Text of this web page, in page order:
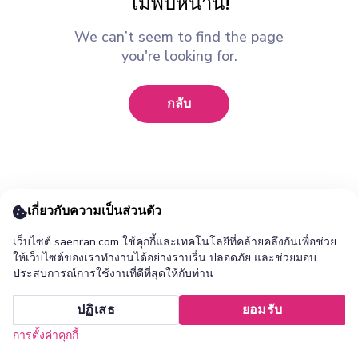
We can’t seem to find the page
you're looking for.
กลับ
หน้าแรก
ยกเลิก ติดตั้ง
เกี่ยวกับความเป็นส่วนตัว
เว็บไซต์ saenran.com ใช้คุกกี้และเทคโนโลยีที่คล้ายคลึงกันเพื่อช่วย
ให้เว็บไซต์ของเราทำงานได้อย่างราบรื่น ปลอดภัย และช่วยมอบ
ประสบการณ์การใช้งานที่ดีที่สุดให้กับท่าน
ปฏิเสธ ยอมรับ
การตั้งค่าคุกกี้